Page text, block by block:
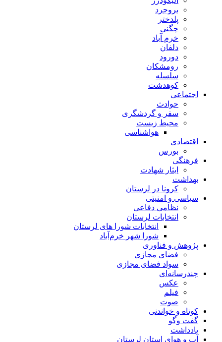
بروجرد
پلدختر
چگنی
خرم آباد
دلفان
دورود
رومشکان
سلسله
کوهدشت
اجتماعی
حوادث
سفر و گردشگری
محیط زیست
هواشناسی
اقتصادی
بورس
فرهنگی
ایثار شهادت
بهداشت
کرونا در لرستان
سیاسی و امنیتی
نظامی دفاعی
انتخابات لرستان
انتخابات شورا های لرستان
شورا شهر خرم‌آباد
پژوهش و فناوری
فضای مجازی
سواد فضای مجازی
چندرسانه‌ای
عكس
فیلم
صوت
کوتاه و خواندنی
گفت وگو
یادداشت
آب و هوای استان لرستان